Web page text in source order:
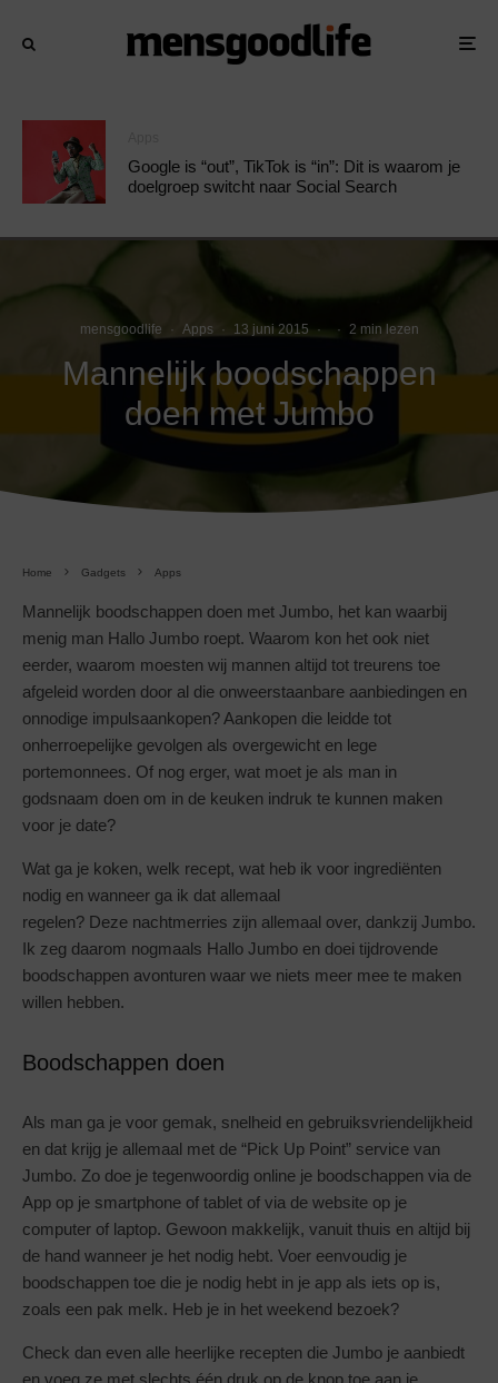
Google is “out”, TikTok is “in”: Dit is waarom je
doelgroep switcht naar Social Search
mensgoodlife · Apps · 13 juni 2015 · · 2 min lezen
Mannelijk boodschappen
doen met Jumbo
Home Gadgets Apps
Mannelijk boodschappen doen met Jumbo, het kan waarbij
menig man Hallo Jumbo roept. Waarom kon het ook niet
eerder, waarom moesten wij mannen altijd tot treurens toe
afgeleid worden door al die onweerstaanbare aanbiedingen en
onnodige impulsaankopen? Aankopen die leidde tot
onherroepelijke gevolgen als overgewicht en lege
portemonnees. Of nog erger, wat moet je als man in
godsnaam doen om in de keuken indruk te kunnen maken
voor je date?
Wat ga je koken, welk recept, wat heb ik voor ingrediënten
nodig en wanneer ga ik dat allemaal
regelen? Deze nachtmerries zijn allemaal over, dankzij Jumbo.
Ik zeg daarom nogmaals Hallo Jumbo en doei tijdrovende
boodschappen avonturen waar we niets meer mee te maken
willen hebben.
Boodschappen doen
Als man ga je voor gemak, snelheid en gebruiksvriendelijkheid
en dat krijg je allemaal met de “Pick Up Point” service van
Jumbo. Zo doe je tegenwoordig online je boodschappen via de
App op je smartphone of tablet of via de website op je
computer of laptop. Gewoon makkelijk, vanuit thuis en altijd bij
de hand wanneer je het nodig hebt. Voer eenvoudig je
boodschappen toe die je nodig hebt in je app als iets op is,
zoals een pak melk. Heb je in het weekend bezoek?
Check dan even alle heerlijke recepten die Jumbo je aanbiedt